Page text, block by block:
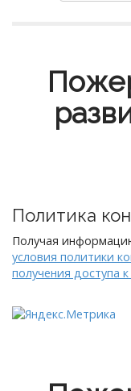
Политика
Получая
условия политики
получения доступа